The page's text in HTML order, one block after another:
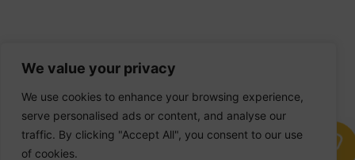
We value your privacy
We use cookies to enhance your browsing experience,
serve personalised ads or content, and analyse our
traffic. By clicking "Accept All", you consent to our use
of cookies.